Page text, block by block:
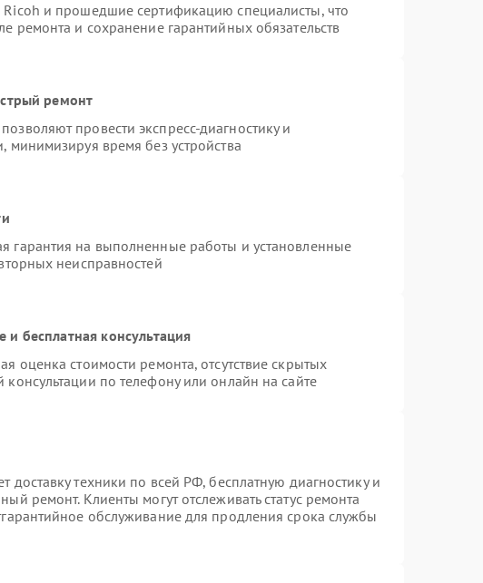
Ricoh и прошедшие сертификацию специалисты, что
ремонта и сохранение гарантийных обязательств
ремонт
провести экспресс-диагностику и
минимизируя время без устройства
гарантия на выполненные работы и установленные
неисправностей
бесплатная консультация
оценка стоимости ремонта, отсутствие скрытых
по телефону или онлайн на сайте
доставку техники по всей РФ, бесплатную диагностику и
ремонт. Клиенты могут отслеживать статус ремонта
обслуживание для продления срока службы